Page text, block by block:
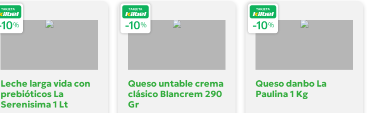
Leche larga vida con
prebióticos La
Serenisima 1 Lt
Queso untable crema
clásico Blancrem 290
Gr
Queso danbo La
Paulina 1 Kg